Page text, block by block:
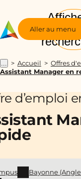
Aller au menu
la
... Accueil
Offres
Assistant Manager en
d’emploi
Bayonne